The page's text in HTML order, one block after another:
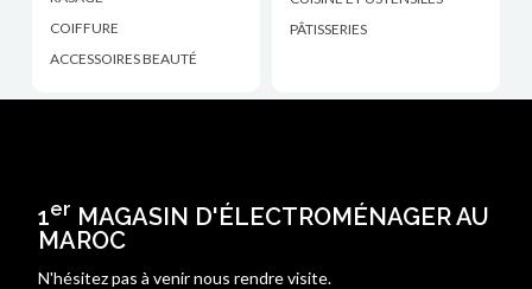
COIFFURE
ACCESSOIRES BEAUTÉ
PÂTISSERIES
1er MAGASIN D'ÉLECTROMÉNAGER AU
MAROC
N'hésitez pas à venir nous rendre visite.